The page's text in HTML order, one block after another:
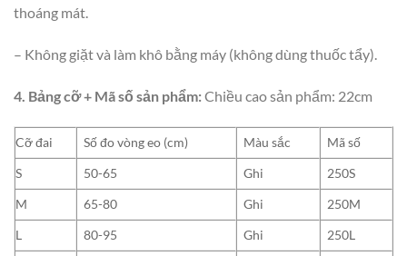
thoáng mát.
– Không giặt và làm khô bằng máy (không dùng thuốc tẩy).
4. Bảng cỡ + Mã số sản phẩm:Chiều cao sản phẩm: 22cm
Cỡ đai Số đo vòng eo (cm) Màu sắc
Mã số
S
50-65 Ghi
250S
M
65-80 Ghi
250M
L
80-95 Ghi
250L